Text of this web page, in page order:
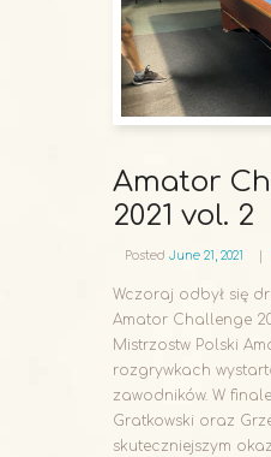
Amator
2021 vol. 2
Posted June 21, 2021
Wczoraj odbył się
Amator Challenge
Mistrzostw Polski
rozgrywkach
zawodników. W
Gratkowski oraz
skuteczniejszym